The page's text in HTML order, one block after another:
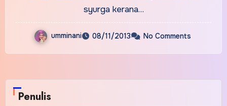
syurga kerana…
umminani 08/11/2013 No Comments
Penulis